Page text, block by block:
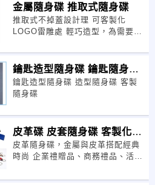
金屬隨身碟 推取式隨身碟
推取式不掉蓋設計理 可客製化
LOGO雷雕處 輕巧造型，為需要隨
行動存取體驗。 容
量:2GB,4GB,8GB,16GB,32GB
鑰匙造型隨身碟 鑰匙隨身碟
造型隨身碟
鑰匙造型隨身碟 造型隨身碟 客製
隨身碟
皮革碟 皮套隨身碟 客製化隨
身碟
皮革隨身碟，金屬與皮革搭配經典
時尚 企業禮贈品、商務禮品、活動
2GB, 4GB, 8GB, 16GB, 32GB